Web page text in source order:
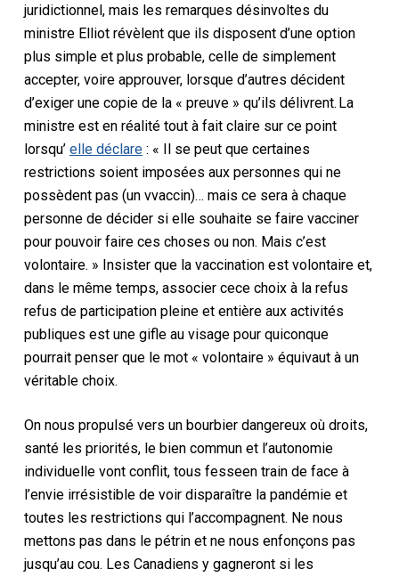
juridictionnel,mais les remarques désinvoltes du
ministre Elliot révèlent que ils disposent d’une option
plus simple et plus probable, celle de simplement
accepter, voire approuver, lorsque d’autres décident
d’exigerune copie de la « preuve » qu’ils délivrent. La
ministre est en réalité tout à fait claire sur ce point
lorsqu’ elle déclare: « Il se peut que certaines
restrictions soient imposées aux personnes qui ne
possèdent pas (un vvaccin)… mais ce sera à chaque
personne de décider si elle souhaite se faire vacciner
pour pouvoir faire ces choses ou non. Mais c’est
volontaire. » Insisterque la vaccination est volontaire et,
dans le même temps,associer cece choix à la refus
refus de participation pleine et entière auxactivités
publiques estunegifleau visage pour quiconque
pourrait penser que le mot « volontaire » équivaut à un
véritable choix.
On nous propulsé vers un bourbier dangereux où droits,
santé les priorités, le bien commun et l’autonomie
individuelle vont conflit, tous fesseen train deface à
l’envie irrésistible de voir disparaître la pandémie et
toutes les restrictions qui l’accompagnent. Ne nous
mettons pas dans le pétrin et ne nous enfonçons pas
jusqu’au cou. Les Canadiens y gagneront si les